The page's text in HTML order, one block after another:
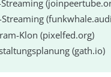
Klon (pixelfed.org)
(gath.io)